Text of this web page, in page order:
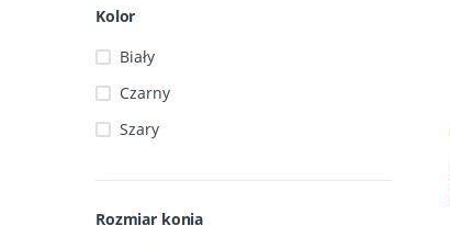
Kolor
Biały
Czarny
Szary
Rozmiar konia